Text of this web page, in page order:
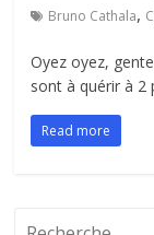
Bruno Cathala,
Oyez oyez,
sont à quérir à 2
Read more